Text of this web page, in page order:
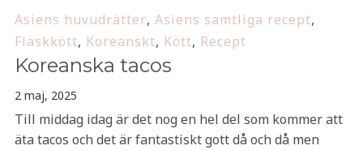
Asiens huvudrätter, Asiens samtliga recept,
Fläskkött, Koreanskt, Kött, Recept
Koreanska tacos
2 maj, 2025
Till middag idag är det nog en hel del som kommer att
äta tacos och det är fantastiskt gott då och då men